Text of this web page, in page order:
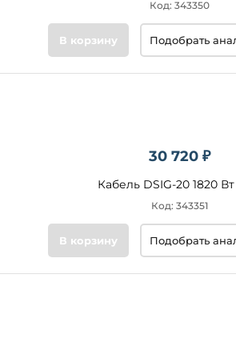
Код: 343350
В корзину Подобрать
30 720 ₽
Кабель DSIG-20 1820
Код: 343351
В корзину Подобрать